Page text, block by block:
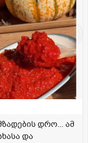
დრო... ამ
და